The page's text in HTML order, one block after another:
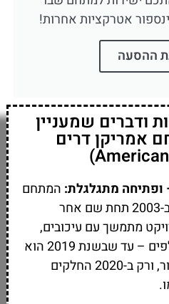
אטרקציות אחרות!
ההסעה
ודברים שמעניין
אמריקן דרים
המתחם
התחיל את דרכו כבר ב-2003 תחת שם אחר
מתמשך עם עיכובים,
שינויים ובעלים מתחלפים – עד שבשנת 2019 הוא
נפתח לראשונה לציבור, ורק ב-2020 החלקים